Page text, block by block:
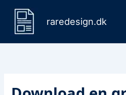
indholdet
raredesign.dk